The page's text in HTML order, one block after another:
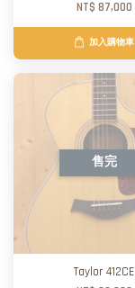
NT$ 87,000
加入購物車
售完
Taylor 412CE